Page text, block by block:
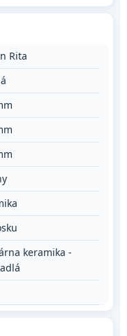
Rita
keramika -